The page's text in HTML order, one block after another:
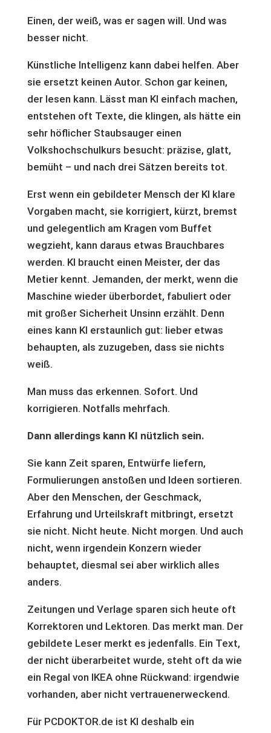
Einen, der weiß, was er sagen will. Und was
besser nicht.
Künstliche Intelligenz kann dabei helfen. Aber
sie ersetzt keinen Autor. Schon gar keinen,
der lesen kann. Lässt man KI einfach machen,
entstehen oft Texte, die klingen, als hätte ein
sehr höflicher Staubsauger einen
Volkshochschulkurs besucht: präzise, glatt,
bemüht – und nach drei Sätzen bereits tot.
Erst wenn ein gebildeter Mensch der KI klare
Vorgaben macht, sie korrigiert, kürzt, bremst
und gelegentlich am Kragen vom Buffet
wegzieht, kann daraus etwas Brauchbares
werden. KI braucht einen Meister, der das
Metier kennt. Jemanden, der merkt, wenn die
Maschine wieder überbordet, fabuliert oder
mit großer Sicherheit Unsinn erzählt. Denn
eines kann KI erstaunlich gut: lieber etwas
behaupten, als zuzugeben, dass sie nichts
weiß.
Man muss das erkennen. Sofort. Und
korrigieren. Notfalls mehrfach.
Dann allerdings kann KI nützlich sein.
Sie kann Zeit sparen, Entwürfe liefern,
Formulierungen anstoßen und Ideen sortieren.
Aber den Menschen, der Geschmack,
Erfahrung und Urteilskraft mitbringt, ersetzt
sie nicht. Nicht heute. Nicht morgen. Und auch
nicht, wenn irgendein Konzern wieder
behauptet, diesmal sei aber wirklich alles
anders.
Zeitungen und Verlage sparen sich heute oft
Korrektoren und Lektoren. Das merkt man. Der
gebildete Leser merkt es jedenfalls. Ein Text,
der nicht überarbeitet wurde, steht oft da wie
ein Regal von IKEA ohne Rückwand: irgendwie
vorhanden, aber nicht vertrauenerweckend.
Für PCDOKTOR.de ist KI deshalb ein